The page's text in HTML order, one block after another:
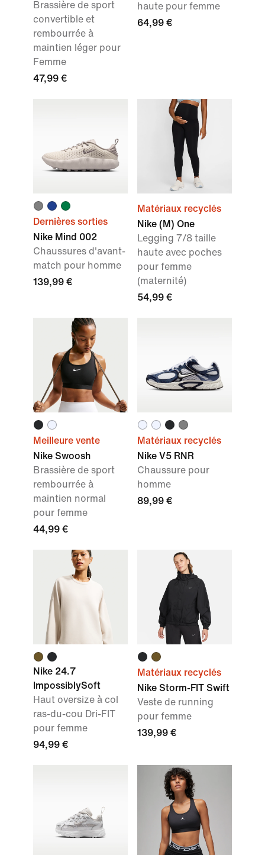
Brassière de sport
convertible et
rembourrée à
maintien léger pour
Femme
47,99 €
haute pour femme
64,99 €
Dernières sorties
Nike Mind 002
Chaussures d'avant-
match pour homme
139,99 €
Matériaux recyclés
Nike (M) One
Legging 7/8 taille
haute avec poches
pour femme
(maternité)
54,99 €
Meilleure vente
Nike Swoosh
Brassière de sport
rembourrée à
maintien normal
pour femme
44,99 €
Matériaux recyclés
Nike V5 RNR
Chaussure pour
homme
89,99 €
Nike 24.7
ImpossiblySoft
Haut oversize à col
ras-du-cou Dri-FIT
pour femme
94,99 €
Matériaux recyclés
Nike Storm-FIT Swift
Veste de running
pour femme
139,99 €